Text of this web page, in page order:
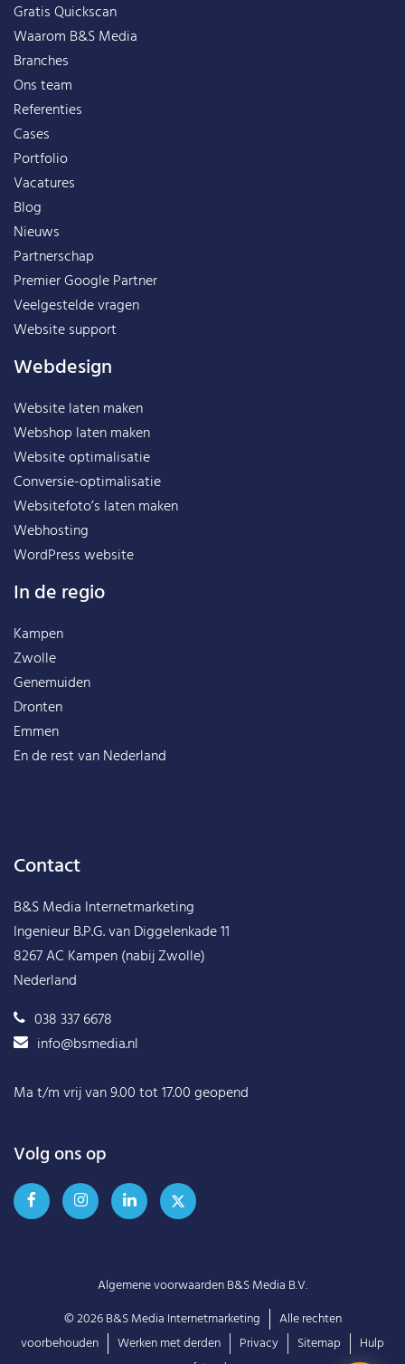
Gratis Quickscan
Waarom B&S Media
Branches
Ons team
Referenties
Cases
Portfolio
Vacatures
Blog
Nieuws
Partnerschap
Premier Google Partner
Veelgestelde vragen
Website support
Webdesign
Website laten maken
Webshop laten maken
Website optimalisatie
Conversie-optimalisatie
Websitefoto’s laten maken
Webhosting
WordPress website
In de regio
Kampen
Zwolle
Genemuiden
Dronten
Emmen
En de rest vanNederland
Contact
B&S Media Internetmarketing
Ingenieur B.P.G. van Diggelenkade 11
8267 AC Kampen (nabij Zwolle)
Nederland
038 337 6678
info@bsmedia.nl
Ma t/m vrij van 9.00 tot 17.00 geopend
Volg ons op
Algemene voorwaarden B&S Media B.V.
© 2026B&S Media Internetmarketing
Alle rechten
voorbehouden
Werken met derden Privacy Sitemap
Hulp